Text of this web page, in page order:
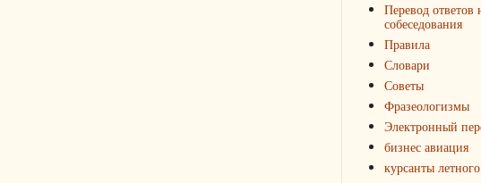
Перевод ответов
собеседования
Правила
Словари
Советы
Фразеологизмы
Электронный
бизнес авиация
курсанты